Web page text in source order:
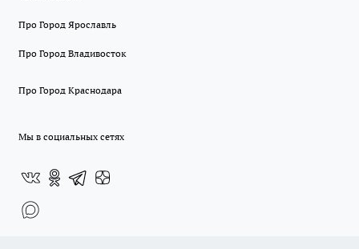
Про Город Ярославль
Про Город Владивосток
Про Город Краснодара
Мы в социальных сетях